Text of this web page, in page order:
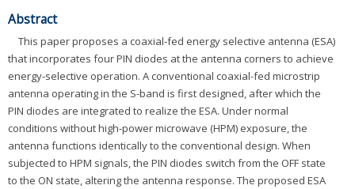
Abstract
This paper proposes a coaxial-fed energy selective antenna (ESA)
that incorporates four PIN diodes at the antenna corners to achieve
energy-selective operation. A conventional coaxial-fed microstrip
antenna operating in the S-band is first designed, after which the
PIN diodes are integrated to realize the ESA. Under normal
conditions without high-power microwave (HPM) exposure, the
antenna functions identically to the conventional design. When
subjected to HPM signals, the PIN diodes switch from the OFF state
to the ON state, altering the antenna response. The proposed ESA